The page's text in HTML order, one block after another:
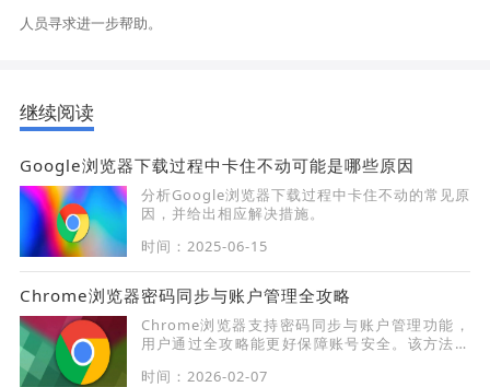
人员寻求进一步帮助。
继续阅读
Google浏览器下载过程中卡住不动可能是哪些原因
分析Google浏览器下载过程中卡住不动的常见原
因，并给出相应解决措施。
时间：2025-06-15
Chrome浏览器密码同步与账户管理全攻略
Chrome浏览器支持密码同步与账户管理功能，
用户通过全攻略能更好保障账号安全。该方法帮
时间：2026-02-07